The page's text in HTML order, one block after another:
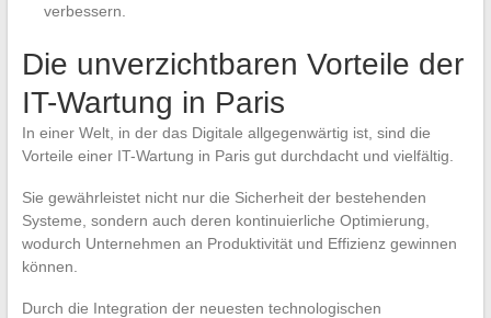
verbessern.
Die unverzichtbaren Vorteile der
IT-Wartung in Paris
In einer Welt, in der das Digitale allgegenwärtig ist, sind die
Vorteile einer IT-Wartung in Paris gut durchdacht und vielfältig.
Sie gewährleistet nicht nur die Sicherheit der bestehenden
Systeme, sondern auch deren kontinuierliche Optimierung,
wodurch Unternehmen an Produktivität und Effizienz gewinnen
können.
Durch die Integration der neuesten technologischen